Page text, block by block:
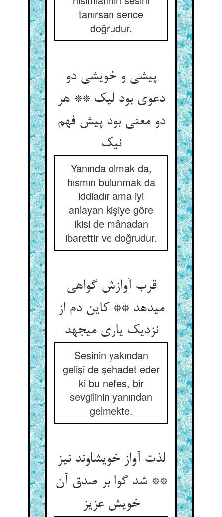
tanırsan sence
doğrudur.
پیشی و خویشی دو
دعوی بود لیک ** هر
دو معنی بود پیش فهم
نیک‏
Yanında olmak da,
hısmın bulunmak da
iddiadır ama iyi
anlayan kişiye göre
ikisi de mânadan
ibarettir ve doğrudur.
قرب آوازش گواهی
می‏دهد ** کاین دم از
نزدیک یاری می‏جهد
Sesinin yakından
gelişi de şehadet eder
ki bu nefes, bir
sevgilinin yanından
gelmekte.
لذت آواز خویشاوند نیز
** شد گوا بر صدق آن
خویش عزیز